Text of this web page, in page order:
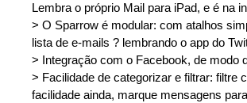
Lembra o próprio Mail para iPad, e é na
> O Sparrow é modular: com atalhos
lista de e-mails ? lembrando o app do
> Integração com o Facebook, de modo
> Facilidade de categorizar e filtrar: filtre
facilidade ainda, marque mensagens